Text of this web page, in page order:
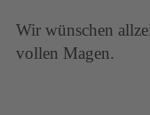
Wir wünschen
vollen Magen.